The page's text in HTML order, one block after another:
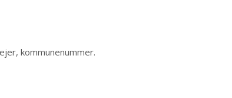
kommunenummer.